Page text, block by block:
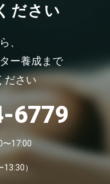
ださい
、
ー養成まで
ださい
6779
〜17:00
）